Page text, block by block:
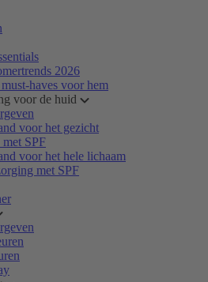
2026
haves voor hem
voor de huid
voor het gezicht
SPF
voor het hele lichaam
met SPF